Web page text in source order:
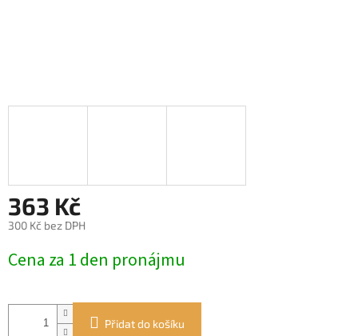
363 Kč
300 Kč bez DPH
cena:
Cena za 1 den pronájmu
Přidat do košíku